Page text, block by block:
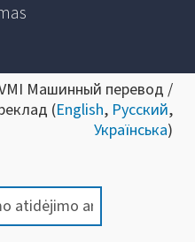
Машинный перевод /
(English, Русский,
Українська)